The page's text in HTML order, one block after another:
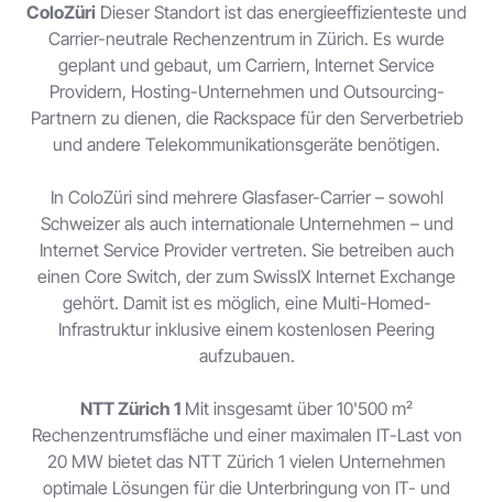
ColoZüri Dieser Standort ist das energieeffizienteste und
Carrier-neutrale Rechenzentrum in Zürich. Es wurde
geplant und gebaut, um Carriern, Internet Service
Providern, Hosting-Unternehmen und Outsourcing-
Partnern zu dienen, die Rackspace für den Serverbetrieb
und andere Telekommunikationsgeräte benötigen.
In ColoZüri sind mehrere Glasfaser-Carrier – sowohl
Schweizer als auch internationale Unternehmen – und
Internet Service Provider vertreten. Sie betreiben auch
einen Core Switch, der zum SwissIX Internet Exchange
gehört. Damit ist es möglich, eine Multi-Homed-
Infrastruktur inklusive einem kostenlosen Peering
aufzubauen.
NTT Zürich 1 Mit insgesamt über 10'500 m²
Rechenzentrumsfläche und einer maximalen IT-Last von
20 MW bietet das NTT Zürich 1 vielen Unternehmen
optimale Lösungen für die Unterbringung von IT- und